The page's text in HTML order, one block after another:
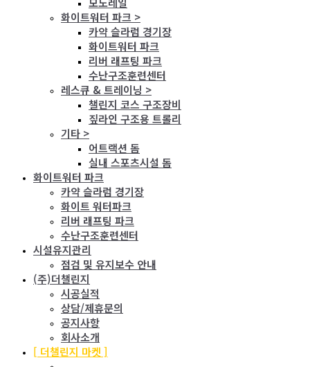
화이트워터 파크 >
카약 슬라럼 경기장
화이트워터 파크
리버 래프팅 파크
수난구조훈련센터
레스큐 & 트레이닝 >
챌린지 코스 구조장비
짚라인 구조용 트롤리
기타 >
어트랙션 돔
실내 스포츠시설 돔
화이트워터 파크
카약 슬라럼 경기장
화이트 워터파크
리버 래프팅 파크
수난구조훈련센터
시설유지관리
점검 및 유지보수 안내
(주)더챌린지
시공실적
상담/제휴문의
공지사항
회사소개
[ 더챌린지 마켓 ]